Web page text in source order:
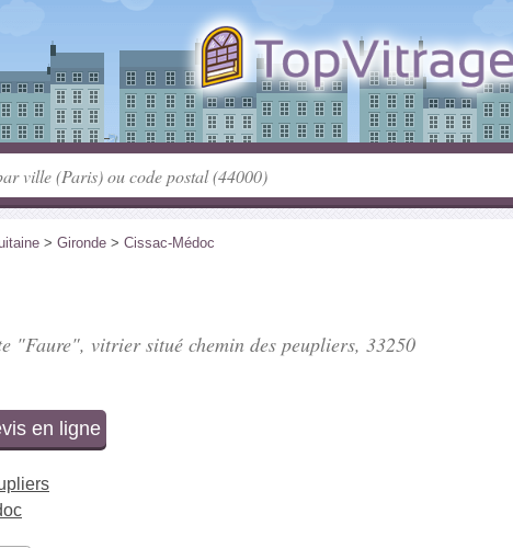
> Gironde > Cissac-Médoc
"Faure", vitrier situé chemin des peupliers, 33250
en ligne